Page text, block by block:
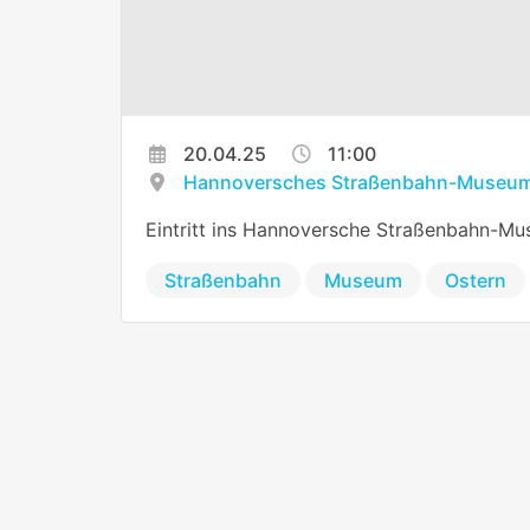
20.04.25
11:00
Hannoversches Straßenbahn-
Eintritt ins Hannoversche Straßenbahn-
Straßenbahn Museum Ostern